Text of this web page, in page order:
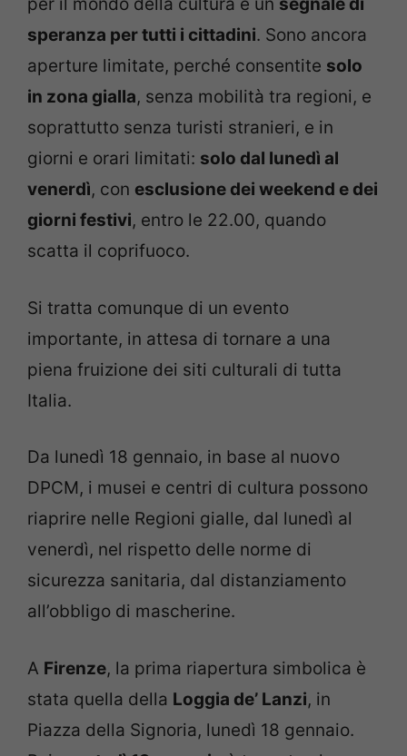
per il mondo della cultura e un segnale di
speranza per tutti i cittadini. Sono ancora
aperture limitate, perché consentite solo
in zona gialla, senza mobilità tra regioni, e
soprattutto senza turisti stranieri, e in
giorni e orari limitati: solo dal lunedì al
venerdì, con esclusione dei weekend e dei
giorni festivi, entro le 22.00, quando
scatta il coprifuoco.
Si tratta comunque di un evento
importante, in attesa di tornare a una
piena fruizione dei siti culturali di tutta
Italia.
Da lunedì 18 gennaio, in base al nuovo
DPCM, i musei e centri di cultura possono
riaprire nelle Regioni gialle, dal lunedì al
venerdì, nel rispetto delle norme di
sicurezza sanitaria, dal distanziamento
all’obbligo di mascherine.
A Firenze, la prima riapertura simbolica è
stata quella della Loggia de’ Lanzi, in
Piazza della Signoria, lunedì 18 gennaio.